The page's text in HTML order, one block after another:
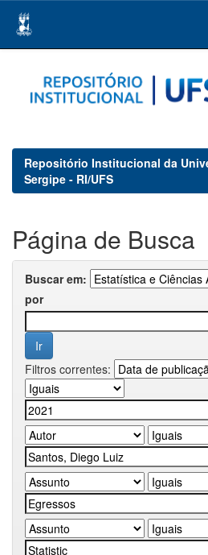
navigation
Repositório Institucional da
Sergipe - RI/UFS
Página de Busca
Buscar em:
por
Filtros correntes: